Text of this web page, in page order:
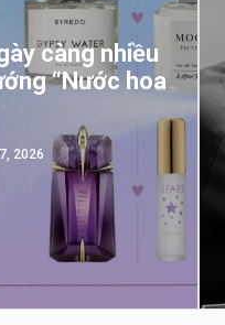
càng nhiều
“Nước hoa
2026